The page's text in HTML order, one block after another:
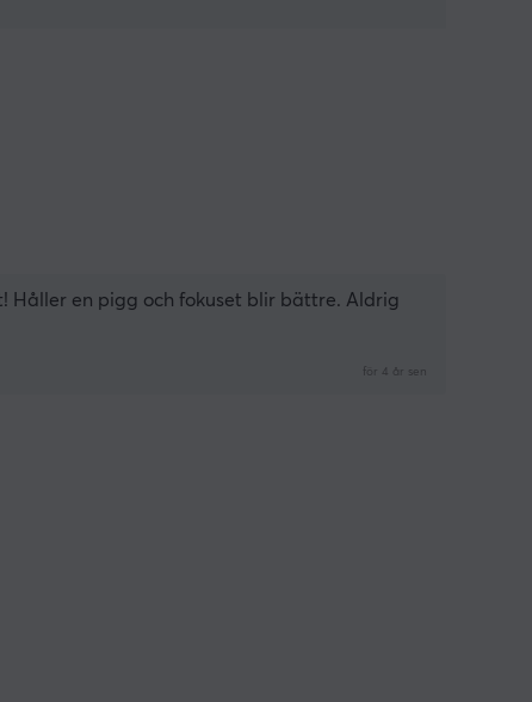
Håller en pigg och fokuset blir bättre. Aldrig
för 4 år sen